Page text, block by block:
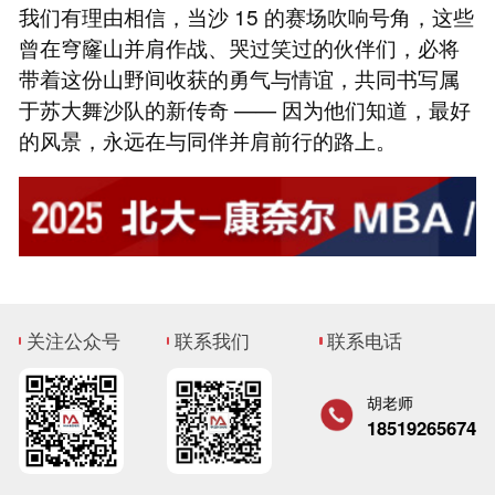
我们有理由相信，当沙 15 的赛场吹响号角，这些
曾在穹窿山并肩作战、哭过笑过的伙伴们，必将
带着这份山野间收获的勇气与情谊，共同书写属
于苏大舞沙队的新传奇 —— 因为他们知道，最好
的风景，永远在与同伴并肩前行的路上。
关注公众号 联系我们 联系电话
胡老师
18519265674